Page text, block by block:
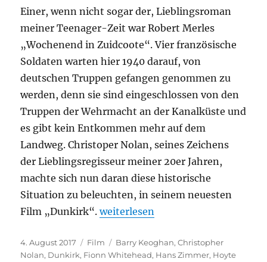
Einer, wenn nicht sogar der, Lieblingsroman
meiner Teenager-Zeit war Robert Merles
„Wochenend in Zuidcoote“. Vier französische
Soldaten warten hier 1940 darauf, von
deutschen Truppen gefangen genommen zu
werden, denn sie sind eingeschlossen von den
Truppen der Wehrmacht an der Kanalküste und
es gibt kein Entkommen mehr auf dem
Landweg. Christoper Nolan, seines Zeichens
der Lieblingsregisseur meiner 20er Jahren,
machte sich nun daran diese historische
Situation zu beleuchten, in seinem neuesten
Film „Dunkirk“.„Dunkirk“
weiterlesen
Veröffentlicht
am
4. August 2017 Kategorien
Film Schlagwörter
Barry Keoghan,Christopher
Nolan, Dunkirk, Fionn Whitehead, Hans Zimmer, Hoyte